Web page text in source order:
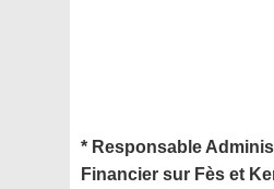
* Responsable
Financier sur Fès et